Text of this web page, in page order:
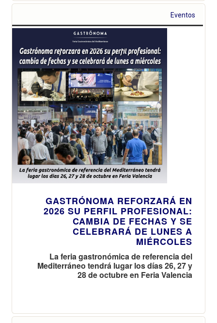
Eventos
GASTRÓNOMA REFORZARÁ EN
2026 SU PERFIL PROFESIONAL:
CAMBIA DE FECHAS Y SE
CELEBRARÁ DE LUNES A
MIÉRCOLES
La feria gastronómica de referencia del
Mediterráneo tendrá lugar los días 26, 27 y
28 de octubre en Feria Valencia